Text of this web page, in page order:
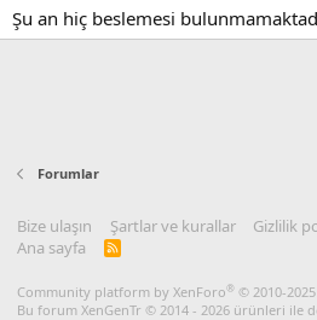
Şu an hiç beslemesi
Forumlar
Bize ulaşın Şartlar ve kurallar Gizlilik
Ana sayfa
R
Community platform by XenForo® © 2010-
Bu forum XenGenTr © 2014 - 2026 ürünleri ile